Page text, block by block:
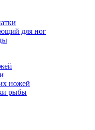
для ног
ножей
рыбы